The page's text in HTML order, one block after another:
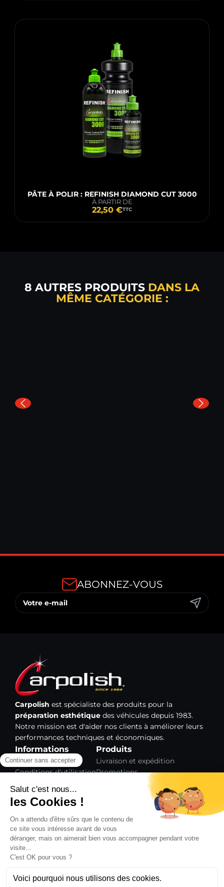
PÂTE À POLIR : REFINISH DIAMOND CUT 3000
À PARTIR DE
22,50 €TTC
8 AUTRES PRODUITS DANS LA
MÊME CATÉGORIE :
ABONNEZ-VOUS
Carpolish est spécialiste des produits pour la
préparation esthétique des véhicules depuis 1983.
Notre mission est d'aider nos clients à améliorer leurs
performances techniques et économiques.
Informations
Mentions légales
Conditions d'utilisation
Gestion des cookies
Plan du site
Produits
Livraison et expédition
Promotions
Nouveaux produits
Meilleures ventes
Notre société
L'entreprise Carpolish
Formations
Contact